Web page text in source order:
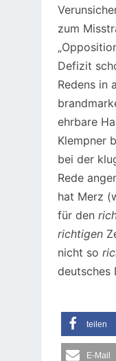
zum
Defizit
Redens in
ehrbare
Klempner
bei der
Rede
hat Merz
für den
richtigen
nicht so
deutsches
teilen
E-Mail